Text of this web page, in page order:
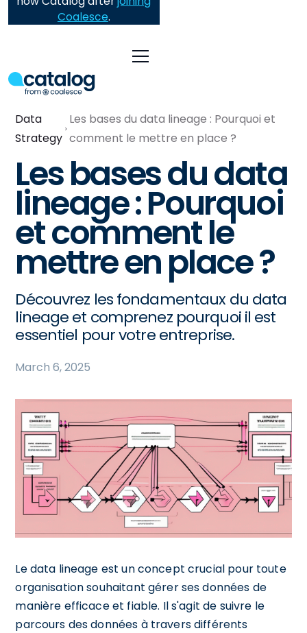
Coalesce.
Data
Strategy
Les bases du data lineage : Pourquoi et
comment le mettre en place ?
Les bases du data
lineage : Pourquoi
et comment le
mettre en place ?
Découvrez les fondamentaux du data
lineage et comprenez pourquoi il est
essentiel pour votre entreprise.
March 6, 2025
Le data lineage est un concept crucial pour toute
organisation souhaitant gérer ses données de
manière efficace et fiable. Il s'agit de suivre le
parcours des données à travers différents